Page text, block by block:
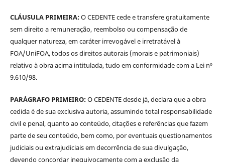
CLÁUSULA PRIMEIRA:O CEDENTE cede e transfere gratuitamente
sem direito a remuneração, reembolso ou compensação de
qualquer natureza, em caráter irrevogável e irretratável à
FOA/UniFOA, todos os direitos autorais (morais e patrimoniais)
relativo à obra acima intitulada, tudo em conformidade com a Lei nº
9.610/98.
PARÁGRAFO PRIMEIRO:O CEDENTE desde já, declara que a obra
cedida é de sua exclusiva autoria, assumindo total responsabilidade
civil e penal, quanto ao conteúdo, citações e referências que fazem
parte de seu conteúdo, bem como, por eventuais questionamentos
judiciais ou extrajudiciais em decorrência de sua divulgação,
devendo concordar inequivocamente com a exclusão da